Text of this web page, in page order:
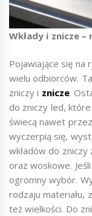
Wkłady i znicze –
Pojawiające się na
wielu odbiorców.
zniczy i znicze.
do zniczy led,
świecą nawet
wyczerpią się,
wkładów do
oraz woskowe.
ogromny wybór.
rodzaju materiału,
też wielkości. Do